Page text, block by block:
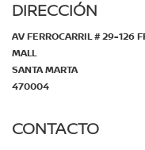
DIRECCIÓN
AV FERROCARRIL # 29-126
MALL
SANTA MARTA
470004
CONTACTO